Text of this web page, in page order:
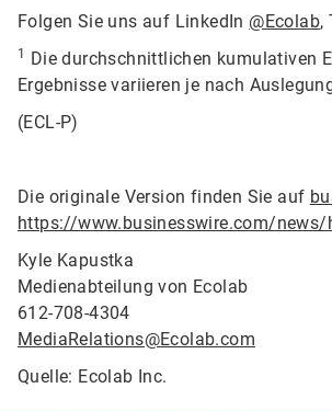
Folgen Sie uns auf LinkedIn @Ecolab,
1 Die durchschnittlichen kumulativen
Ergebnisse variieren je nach
(ECL-P)
Die originale Version finden Sie auf
https://www.businesswire.com/
Kyle Kapustka
Medienabteilung von Ecolab
612-708-4304
MediaRelations@Ecolab.com
Quelle: Ecolab Inc.